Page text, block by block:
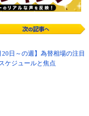
20日～の週】為替相場の注目
ケジュールと焦点